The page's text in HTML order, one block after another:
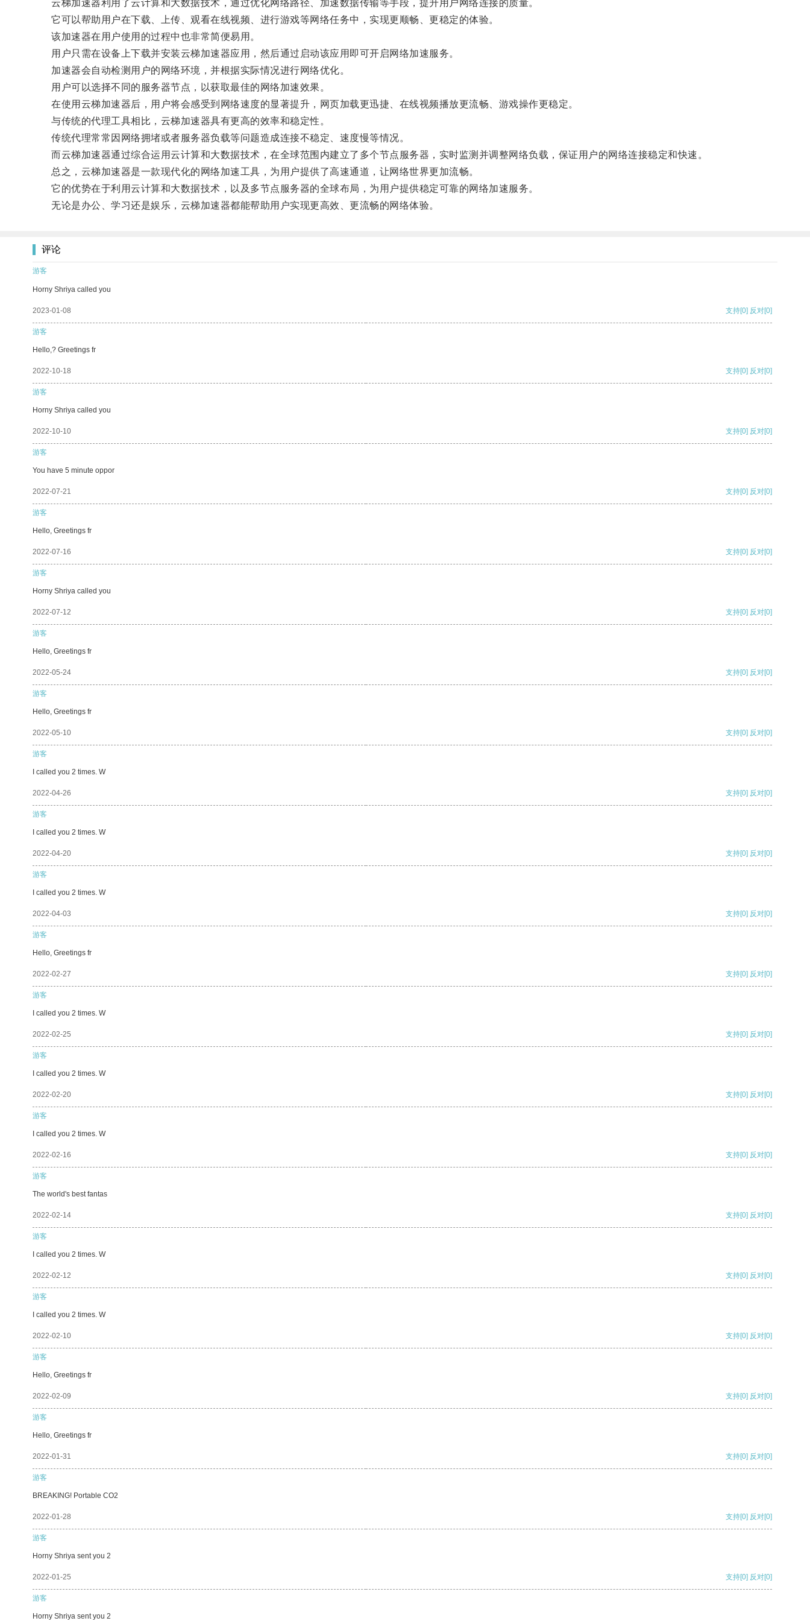
云梯加速器利用了云计算和大数据技术，通过优化网络路径、加速数据传输等手段，提升用户网络连接的质量。
它可以帮助用户在下载、上传、观看在线视频、进行游戏等网络任务中，实现更顺畅、更稳定的体验。
该加速器在用户使用的过程中也非常简便易用。
用户只需在设备上下载并安装云梯加速器应用，然后通过启动该应用即可开启网络加速服务。
加速器会自动检测用户的网络环境，并根据实际情况进行网络优化。
用户可以选择不同的服务器节点，以获取最佳的网络加速效果。
在使用云梯加速器后，用户将会感受到网络速度的显著提升，网页加载更迅捷、在线视频播放更流畅、游戏操作更稳定。
与传统的代理工具相比，云梯加速器具有更高的效率和稳定性。
传统代理常常因网络拥堵或者服务器负载等问题造成连接不稳定、速度慢等情况。
而云梯加速器通过综合运用云计算和大数据技术，在全球范围内建立了多个节点服务器，实时监测并调整网络负载，保证用户的网络连接稳定和快速。
总之，云梯加速器是一款现代化的网络加速工具，为用户提供了高速通道，让网络世界更加流畅。
它的优势在于利用云计算和大数据技术，以及多节点服务器的全球布局，为用户提供稳定可靠的网络加速服务。
无论是办公、学习还是娱乐，云梯加速器都能帮助用户实现更高效、更流畅的网络体验。
评论
游客
Horny Shriya called you
2023-01-08 支持[0] 反对[0]
游客
Hello,? Greetings fr
2022-10-18 支持[0] 反对[0]
游客
Horny Shriya called you
2022-10-10 支持[0] 反对[0]
游客
You have 5 minute oppor
2022-07-21 支持[0] 反对[0]
游客
Hello, Greetings fr
2022-07-16 支持[0] 反对[0]
游客
Horny Shriya called you
2022-07-12 支持[0] 反对[0]
游客
Hello, Greetings fr
2022-05-24 支持[0] 反对[0]
游客
Hello, Greetings fr
2022-05-10 支持[0] 反对[0]
游客
I called you 2 times. W
2022-04-26 支持[0] 反对[0]
游客
I called you 2 times. W
2022-04-20 支持[0] 反对[0]
游客
I called you 2 times. W
2022-04-03 支持[0] 反对[0]
游客
Hello, Greetings fr
2022-02-27 支持[0] 反对[0]
游客
I called you 2 times. W
2022-02-25 支持[0] 反对[0]
游客
I called you 2 times. W
2022-02-20 支持[0] 反对[0]
游客
I called you 2 times. W
2022-02-16 支持[0] 反对[0]
游客
The world's best fantas
2022-02-14 支持[0] 反对[0]
游客
I called you 2 times. W
2022-02-12 支持[0] 反对[0]
游客
I called you 2 times. W
2022-02-10 支持[0] 反对[0]
游客
Hello, Greetings fr
2022-02-09 支持[0] 反对[0]
游客
Hello, Greetings fr
2022-01-31 支持[0] 反对[0]
游客
BREAKING! Portable CO2
2022-01-28 支持[0] 反对[0]
游客
Horny Shriya sent you 2
2022-01-25 支持[0] 反对[0]
游客
Horny Shriya sent you 2